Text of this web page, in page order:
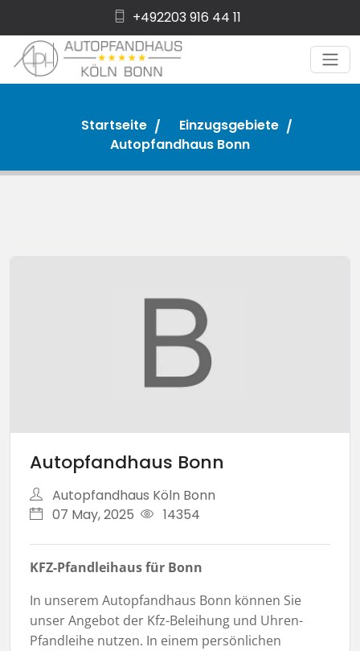
+492203 916 44 11
Startseite
Einzugsgebiete
Autopfandhaus Bonn
Autopfandhaus Bonn
Autopfandhaus Köln Bonn
07 May, 2025
14354
KFZ-Pfandleihaus für Bonn
In unserem Autopfandhaus Bonn können Sie
unser Angebot der Kfz-Beleihung und Uhren-
Pfandleihe nutzen. In einem persönlichen